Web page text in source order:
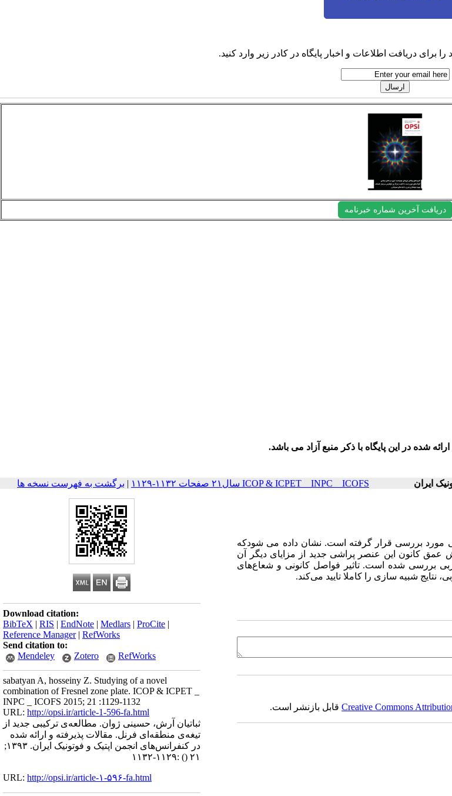
برای دریافت اطلاعات و اخبار پایگاه در کادر زیر وارد کنید.
دریافت آخرین شماره خبرنامه
شده در این پایگاه با ذکر منبع آزاد می باشد.
ICOP & ICPET _ INPC _ ICOFS سال۲۱ صفحات ۱۱۳۲-۱۱۲۹ | برگشت به فهرست نسخه ها
Download citation:
BibTeX | RIS | EndNote | Medlars | ProCite |
Reference Manager| RefWorks
Send citation to:
Mendeley
Zotero RefWorks
sabatyan A, hosseiny Z. Studying of a novel
combination of Fresnel zone plate. ICOP & ICPET _
INPC _ ICOFS 2015; 21 :1129-1132
URL: http://opsi.ir/article-1-596-fa.html
ثباتیان آرش، حسینی ژوان. مطالعه‌ی ترکیبی جدید از
تیغه‌ی منطقه‌ای فرنل. مقالات پذیرفته و ارائه شده
در کنفرانس‌های انجمن اپتیک و فوتونیک ایران. ۱۳۹۳;
۲۱ () :۱۱۲۹-۱۱۳۲
URL: http://opsi.ir/article-۱-۵۹۶-fa.html
مورد بررسی قرار گرفته است. نشان داده می شودکه
عمق کانون این عنصر پراشی جدید از مزایای دیگر آن
شده است. تاثیر فواصل کانونی و شعاع‌های
شبیه سازی را کاملا تایید می‌کند.
Creative Commonsقابل بازنشر است.